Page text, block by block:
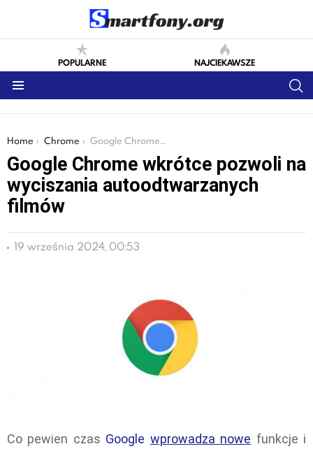
POPULARNE NAJCIEKAWSZE
You are here:
Home Chrome Google Chrome wkrótce pozwoli na wyciszania autoodtwarzanych filmów
Google Chrome wkrótce pozwoli na
wyciszania autoodtwarzanych
filmów
19 września 2024, 00:53
Co pewien czas Google wprowadza nowe funkcje i